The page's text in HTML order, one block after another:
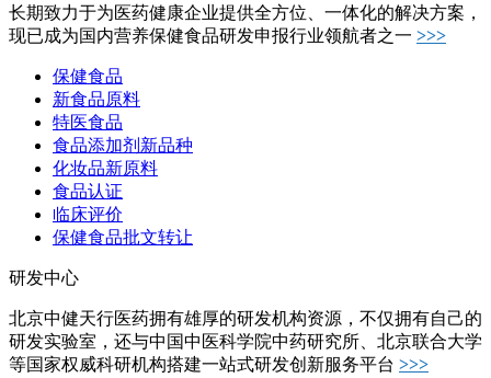
长期致力于为医药健康企业提供全方位、一体化的解决方案，
现已成为国内营养保健食品研发申报行业领航者之一 >>>
保健食品
新食品原料
特医食品
食品添加剂新品种
化妆品新原料
食品认证
临床评价
保健食品批文转让
研发中心
北京中健天行医药拥有雄厚的研发机构资源，不仅拥有自己的
研发实验室，还与中国中医科学院中药研究所、北京联合大学
等国家权威科研机构搭建一站式研发创新服务平台 >>>